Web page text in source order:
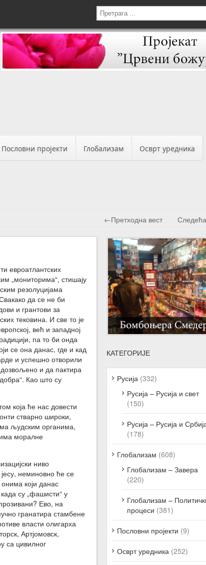
Пословни пројекти Глобализам Осврт уредника
←Претходна вест
евроатлантских
„мониторима“, стишају
резолуцијама
да се не би
и грантови за
тековина. И све то је
већ и западној
па то би онда
се она данас, где и кад
и успешно отворили
и да пактира
Као што су
која ће нас довести
стварно широки,
људским органима,
моралне
ниво
неминовно ће се
који данас
су „фашисти“ у
Ево, на
гранатира стамбене
власти олигарха
Артјомовск,
са цивилног
КАТЕГОРИЈЕ
Русија (332)
Русија – Русија и свет
(150)
Русија – Русија и
(178)
Глобализам (608)
Глобализам – Завера
(220)
Глобализам –
процеси (381)
Пословни пројекти (9)
Осврт уредника (252)